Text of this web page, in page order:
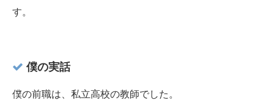
す。
僕の実話
僕の前職は、私立高校の教師でした。